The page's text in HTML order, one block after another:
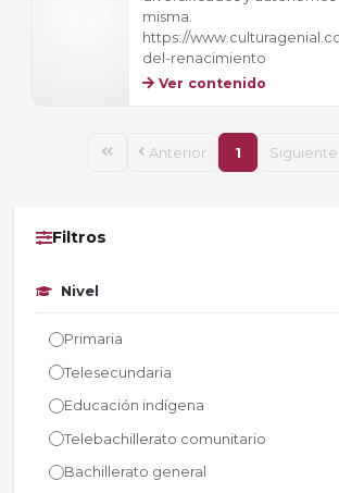
misma.
https://
del-renacimiento
Ver contenido
Anterior 1 Siguiente
Filtros
Nivel
Primaria
Telesecundaria
Educación indígena
Telebachillerato comunitario
Bachillerato general